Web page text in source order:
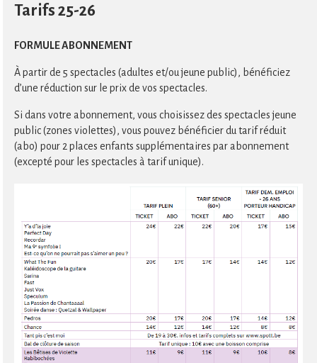
Tarifs 25-26
FORMULE ABONNEMENT
À partir de 5 spectacles (adultes et/ou jeune public), bénéficiez
d’une réduction sur le prix de vos spectacles.
Si dans votre abonnement, vous choisissez des spectacles jeune
public (zones violettes), vous pouvez bénéficier du tarif réduit
(abo) pour 2 places enfants supplémentaires par abonnement
(excepté pour les spectacles à tarif unique).